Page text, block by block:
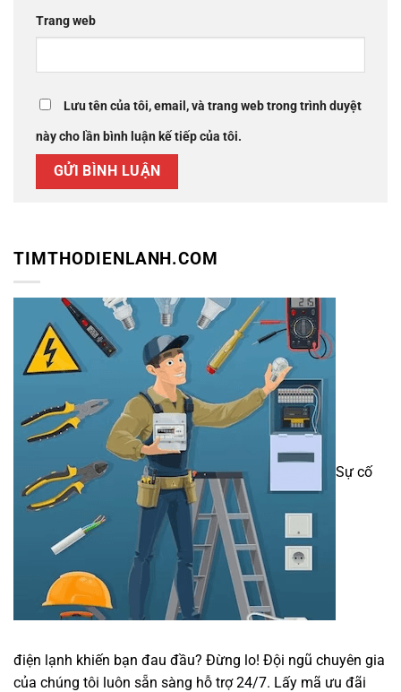
Trang web
Lưu tên của tôi, email, và trang web trong trình duyệt
này cho lần bình luận kế tiếp của tôi.
TIMTHODIENLANH.COM
Sự cố
điện lạnh khiến bạn đau đầu? Đừng lo! Đội ngũ chuyên gia
của chúng tôi luôn sẵn sàng hỗ trợ 24/7. Lấy mã ưu đãi